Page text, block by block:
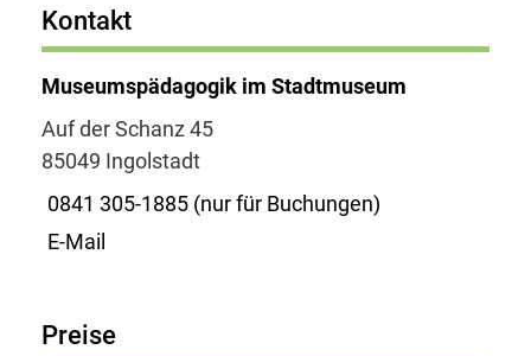
Kontakt
Museumspädagogik im Stadtmuseum
Auf der Schanz 45
85049 Ingolstadt
0841 305-1885 (nur für Buchungen)
E-Mail
Preise